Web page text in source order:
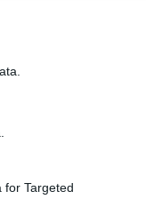
for Targeted